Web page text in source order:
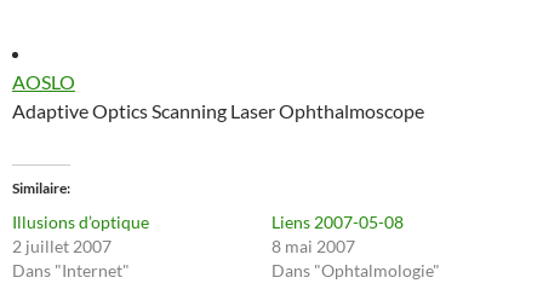
AOSLO
Adaptive Optics Scanning Laser Ophthalmoscope
Similaire
Illusions d’optique
2 juillet 2007
Dans "Internet"
Liens 2007-05-08
8 mai 2007
Dans "Ophtalmologie"